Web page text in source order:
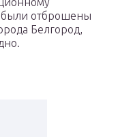
были отброшены
Белгород,